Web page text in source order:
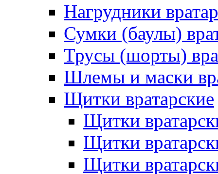
Нагрудники
Сумки (баулы)
Трусы (шорты)
Шлемы и маски
Щитки вратарские
Щитки
Щитки
Щитки